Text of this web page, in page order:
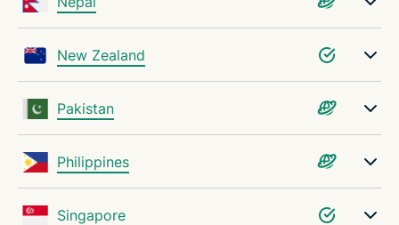
New Zealand
Pakistan
Philippines
Singapore